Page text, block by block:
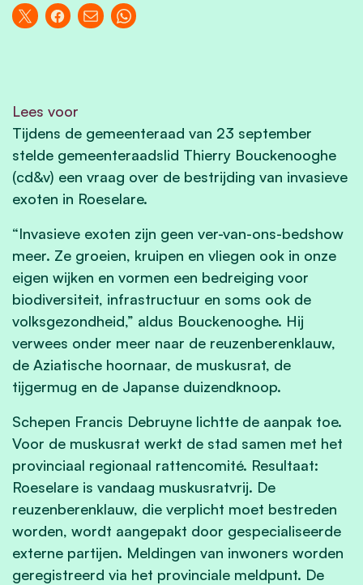
Lees voor
Tijdens de gemeenteraad van 23 september
stelde gemeenteraadslid Thierry Bouckenooghe
(cd&v) een vraag over de bestrijding van invasieve
exoten in Roeselare.
“Invasieve exoten zijn geen ver-van-ons-bedshow
meer. Ze groeien, kruipen en vliegen ook in onze
eigen wijken en vormen een bedreiging voor
biodiversiteit, infrastructuur en soms ook de
volksgezondheid,” aldus Bouckenooghe. Hij
verwees onder meer naar de reuzenberenklauw,
de Aziatische hoornaar, de muskusrat, de
tijgermug en de Japanse duizendknoop.
Schepen Francis Debruyne lichtte de aanpak toe.
Voor de muskusrat werkt de stad samen met het
provinciaal regionaal rattencomité. Resultaat:
Roeselare is vandaag muskusratvrij. De
reuzenberenklauw, die verplicht moet bestreden
worden, wordt aangepakt door gespecialiseerde
externe partijen. Meldingen van inwoners worden
geregistreerd via het provinciale meldpunt. De